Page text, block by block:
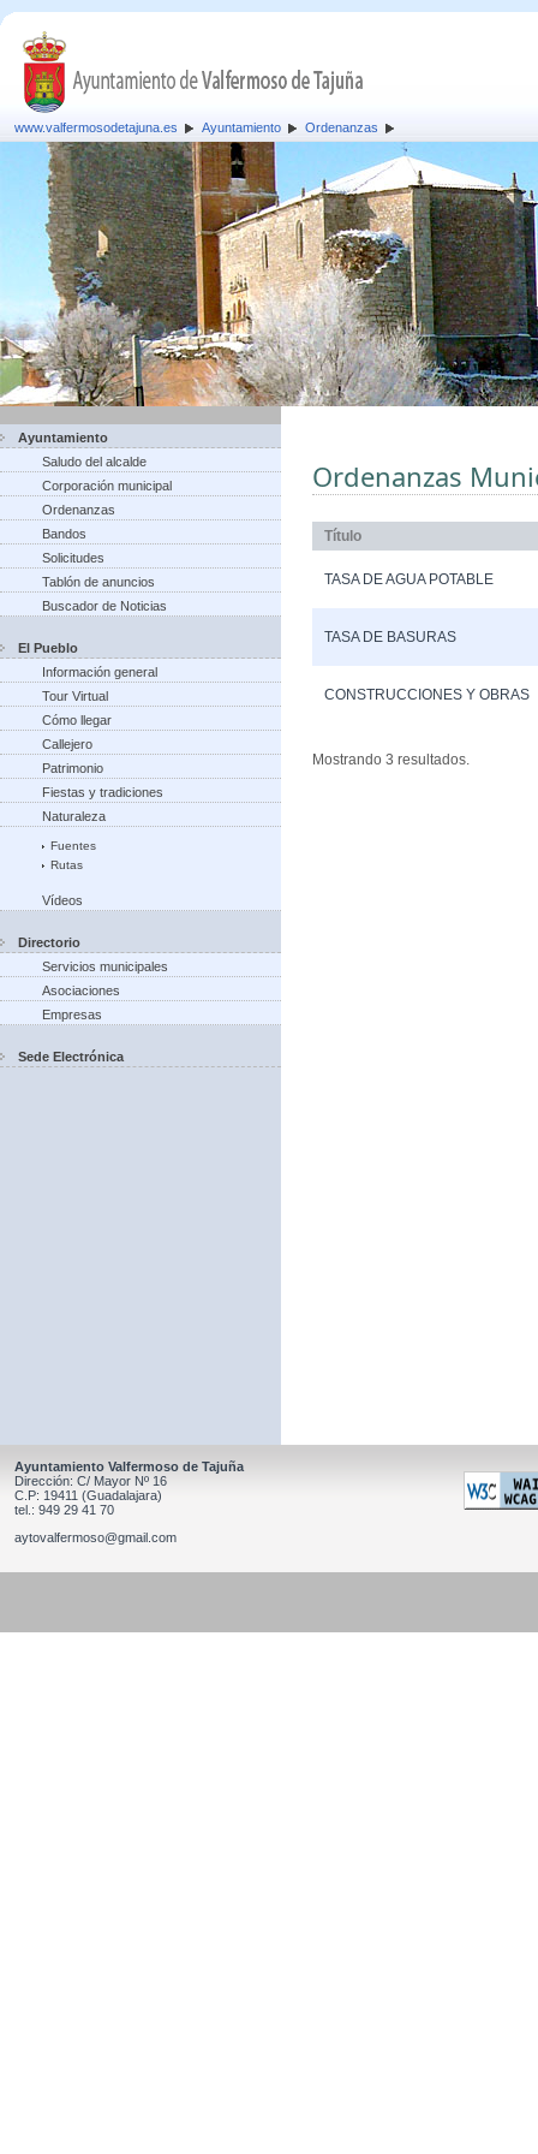
www.valfermosodetajuna.es Ayuntamiento Ordenanzas
Ayuntamiento
Saludo del alcalde
Corporación municipal
Ordenanzas
Bandos
Solicitudes
Tablón de anuncios
Buscador de Noticias
El Pueblo
Información general
Tour Virtual
Cómo llegar
Callejero
Patrimonio
Fiestas y tradiciones
Naturaleza
Fuentes
Rutas
Vídeos
Directorio
Servicios municipales
Asociaciones
Empresas
Sede Electrónica
Ordenanzas
Título
TASA DE AGUA POTABLE
TASA DE BASURAS
CONSTRUCCIONES Y OBRAS
Mostrando 3 resultados.
Ayuntamiento Valfermoso de Tajuña
Dirección: C/ Mayor Nº 16
C.P: 19411 (Guadalajara)
tel.: 949 29 41 70
aytovalfermoso@gmail.com